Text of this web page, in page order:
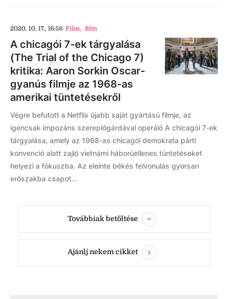
2020. 10. 17., 16:56 Film, film
A chicagói 7-ek tárgyalása
(The Trial of the Chicago 7)
kritika: Aaron Sorkin Oscar-
gyanús filmje az 1968-as
amerikai tüntetésekről
Végre befutott a Netflix újabb saját gyártású filmje, az
igencsak impozáns szereplőgárdával operáló A chicagói 7-ek
tárgyalása, amely az 1968-as chicagói demokrata párti
konvenció alatt zajló vietnámi háborúellenes tüntetéseket
helyezi a fókuszba. Az eleinte békés felvonulás gyorsan
erőszakba csapot...
Továbbiak betöltése
Ajánlj nekem cikket